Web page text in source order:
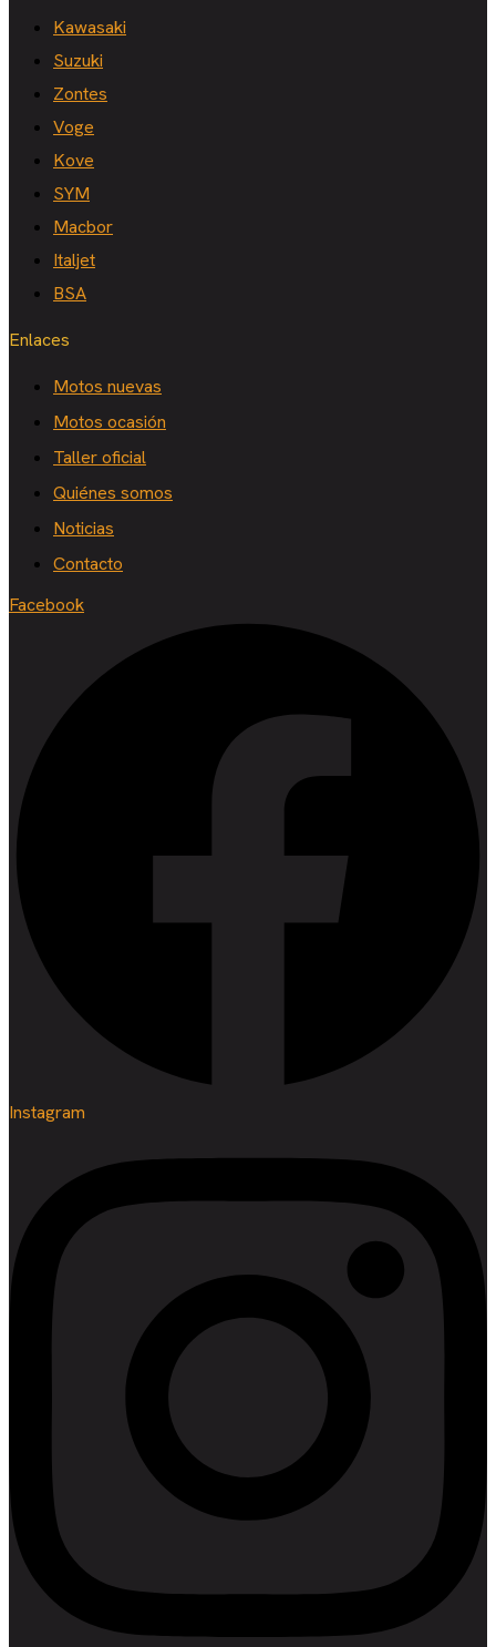
Kawasaki
Suzuki
Zontes
Voge
Kove
SYM
Macbor
Italjet
BSA
Enlaces
Motos nuevas
Motos ocasión
Taller oficial
Quiénes somos
Noticias
Contacto
Facebook
Instagram